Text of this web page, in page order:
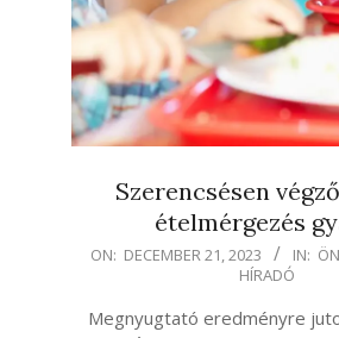
Szerencsésen
ételmérgezés
2023-
21
ON: DECEMBER 21, 2023 IN:
HÍRADÓ
Megnyugtató eredményre